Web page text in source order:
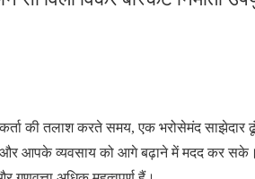
की तलाश करते समय, एक भरोसेमंद
आपके व्यवसाय को आगे बढ़ाने में मदद कर